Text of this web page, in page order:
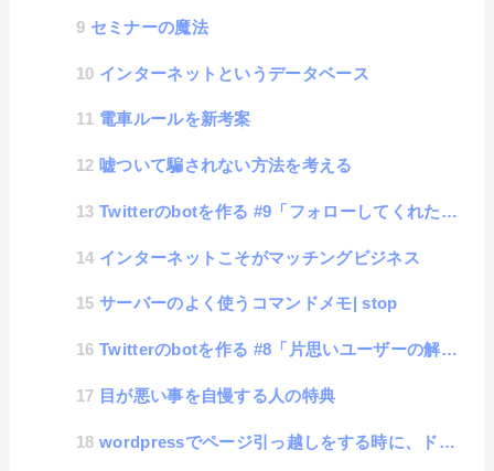
セミナーの魔法
インターネットというデータベース
電車ルールを新考案
嘘ついて騙されない方法を考える
Twitterのbotを作る #9「フォローしてくれたユーザーの自動登録」
インターネットこそがマッチングビジネス
サーバーのよく使うコマンドメモ| stop
Twitterのbotを作る #8「片思いユーザーの解除」
目が悪い事を自慢する人の特典
wordpressでページ引っ越しをする時に、ドメイン登録を失敗してしまった場合の対処方法